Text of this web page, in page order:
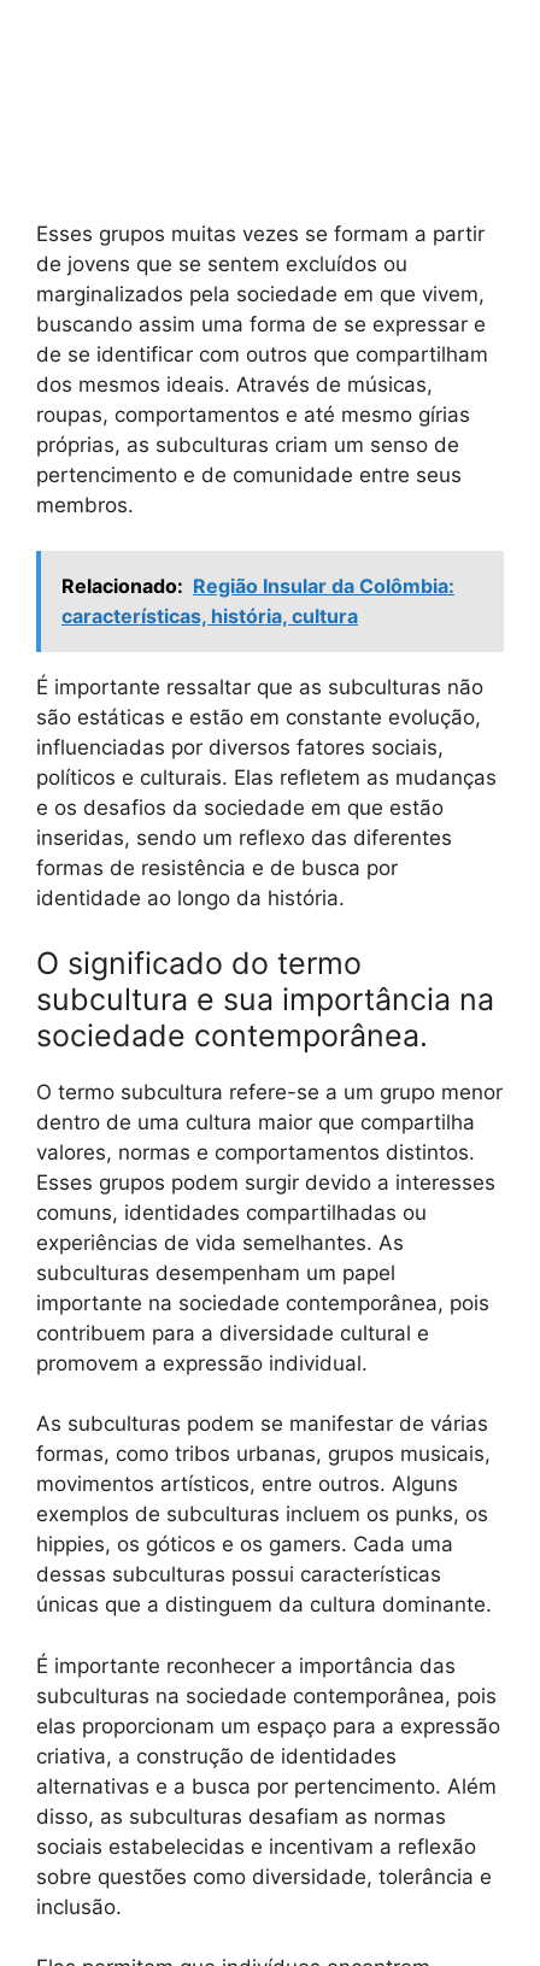
Esses grupos muitas vezes se formam a partir
de jovens que se sentem excluídos ou
marginalizados pela sociedade em que vivem,
buscando assim uma forma de se expressar e
de se identificar com outros que compartilham
dos mesmos ideais. Através de músicas,
roupas, comportamentos e até mesmo gírias
próprias, as subculturas criam um senso de
pertencimento e de comunidade entre seus
membros.
Relacionado: Região Insular da Colômbia:
características, história, cultura
É importante ressaltar que as subculturas não
são estáticas e estão em constante evolução,
influenciadas por diversos fatores sociais,
políticos e culturais. Elas refletem as mudanças
e os desafios da sociedade em que estão
inseridas, sendo um reflexo das diferentes
formas de resistência e de busca por
identidade ao longo da história.
O significado do termo
subcultura e sua importância na
sociedade contemporânea.
O termo subcultura refere-se a um grupo menor
dentro de uma cultura maior que compartilha
valores, normas e comportamentos distintos.
Esses grupos podem surgir devido a interesses
comuns, identidades compartilhadas ou
experiências de vida semelhantes. As
subculturas desempenham um papel
importante na sociedade contemporânea, pois
contribuem para a diversidade cultural e
promovem a expressão individual.
As subculturas podem se manifestar de várias
formas, como tribos urbanas, grupos musicais,
movimentos artísticos, entre outros. Alguns
exemplos de subculturas incluem os punks, os
hippies, os góticos e os gamers. Cada uma
dessas subculturas possui características
únicas que a distinguem da cultura dominante.
É importante reconhecer a importância das
subculturas na sociedade contemporânea, pois
elas proporcionam um espaço para a expressão
criativa, a construção de identidades
alternativas e a busca por pertencimento. Além
disso, as subculturas desafiam as normas
sociais estabelecidas e incentivam a reflexão
sobre questões como diversidade, tolerância e
inclusão.